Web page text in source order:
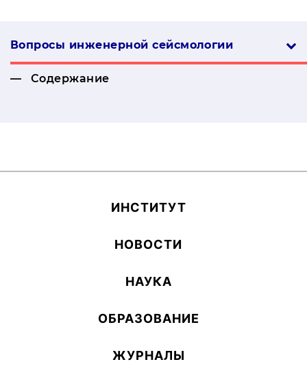
Вопросы инженерной сей­смо­логии
Содержание
ИН­СТИ­ТУТ
НОВОСТИ
НАУКА
ОБ­РА­ЗОВА­НИЕ
ЖУРНАЛЫ